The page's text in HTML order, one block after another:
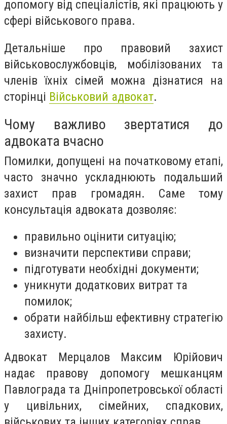
допомогу від спеціалістів, які працюють у
сфері військового права.
Детальніше про правовий захист
військовослужбовців, мобілізованих та
членів їхніх сімей можна дізнатися на
сторінці Військовий адвокат.
Чому важливо звертатися до
адвоката вчасно
Помилки, допущені на початковому етапі,
часто значно ускладнюють подальший
захист прав громадян. Саме тому
консультація адвоката дозволяє:
правильно оцінити ситуацію;
визначити перспективи справи;
підготувати необхідні документи;
уникнути додаткових витрат та
помилок;
обрати найбільш ефективну стратегію
захисту.
Адвокат Мерцалов Максим Юрійович
надає правову допомогу мешканцям
Павлограда та Дніпропетровської області
у цивільних, сімейних, спадкових,